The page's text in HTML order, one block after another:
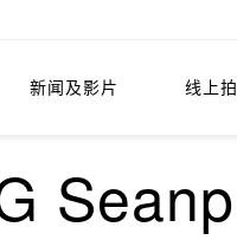
新闻及影片 线上